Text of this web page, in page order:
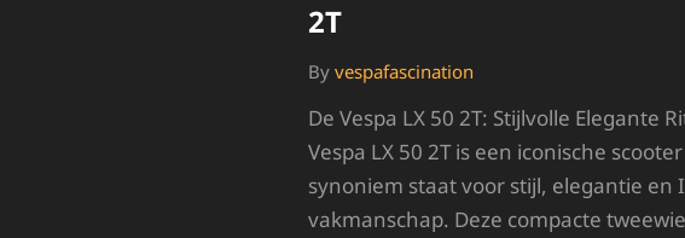
2T
By vespafascination
De Vespa LX 50 2T: Stijlvolle Elegante
Vespa LX 50 2T is een iconische
synoniem staat voor stijl, elegantie en
vakmanschap. Deze compacte